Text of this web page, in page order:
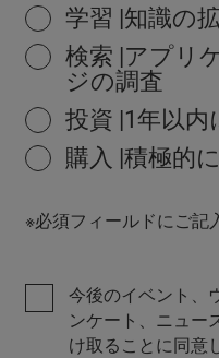
学習 |知識の
検索 |アプリ
ジの調査
投資 |1年以内
購入 |積極的
※必須フィールドにご記
今後のイベント、
ンケート、ニュー
け取ることに同意